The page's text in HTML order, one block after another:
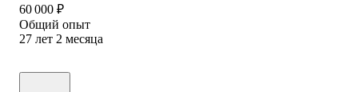
60 000 ₽
Общий опыт
27 лет 2 месяца